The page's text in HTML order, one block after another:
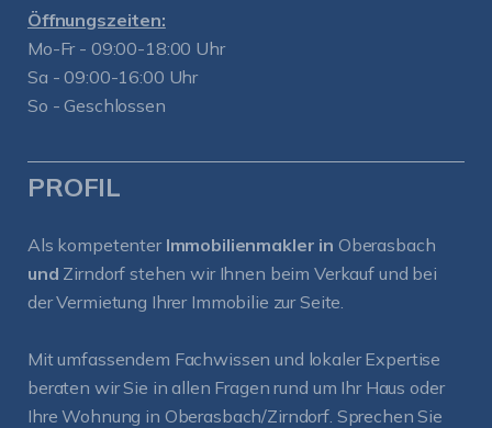
Öffnungszeiten:
Mo-Fr - 09:00-18:00 Uhr
Sa - 09:00-16:00 Uhr
So - Geschlossen
PROFIL
Als kompetenter Immobilienmakler in Oberasbach
und Zirndorf stehen wir Ihnen beim Verkauf und bei
der Vermietung Ihrer Immobilie zur Seite.
Mit umfassendem Fachwissen und lokaler Expertise
beraten wir Sie in allen Fragen rund um Ihr Haus oder
Ihre Wohnung in Oberasbach/Zirndorf. Sprechen Sie